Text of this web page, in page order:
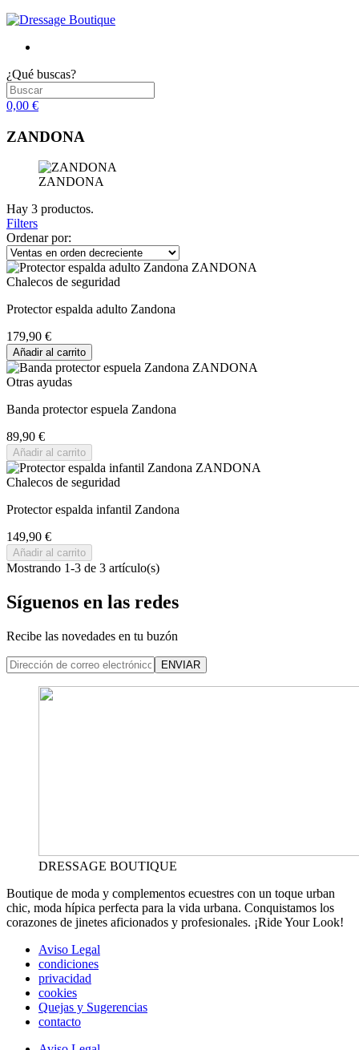
¿Qué buscas?
0,00 €
ZANDONA
ZANDONA
Hay 3 productos.
Filters
Ordenar por:
Chalecos de seguridad
Protector espalda adulto Zandona
179,90 €
Añadir al carrito
Otras ayudas
Banda protector espuela Zandona
89,90 €
Añadir al carrito
Chalecos de seguridad
Protector espalda infantil Zandona
149,90 €
Añadir al carrito
Mostrando 1-3 de 3 artículo(s)
Síguenos en las redes
Recibe las novedades en tu buzón
ENVIAR
DRESSAGE BOUTIQUE
Boutique de moda y complementos ecuestres con un toque urban
chic, moda hípica perfecta para la vida urbana. Conquistamos los
corazones de jinetes aficionados y profesionales. ¡Ride Your Look!
Aviso Legal
condiciones
privacidad
cookies
Quejas y Sugerencias
contacto